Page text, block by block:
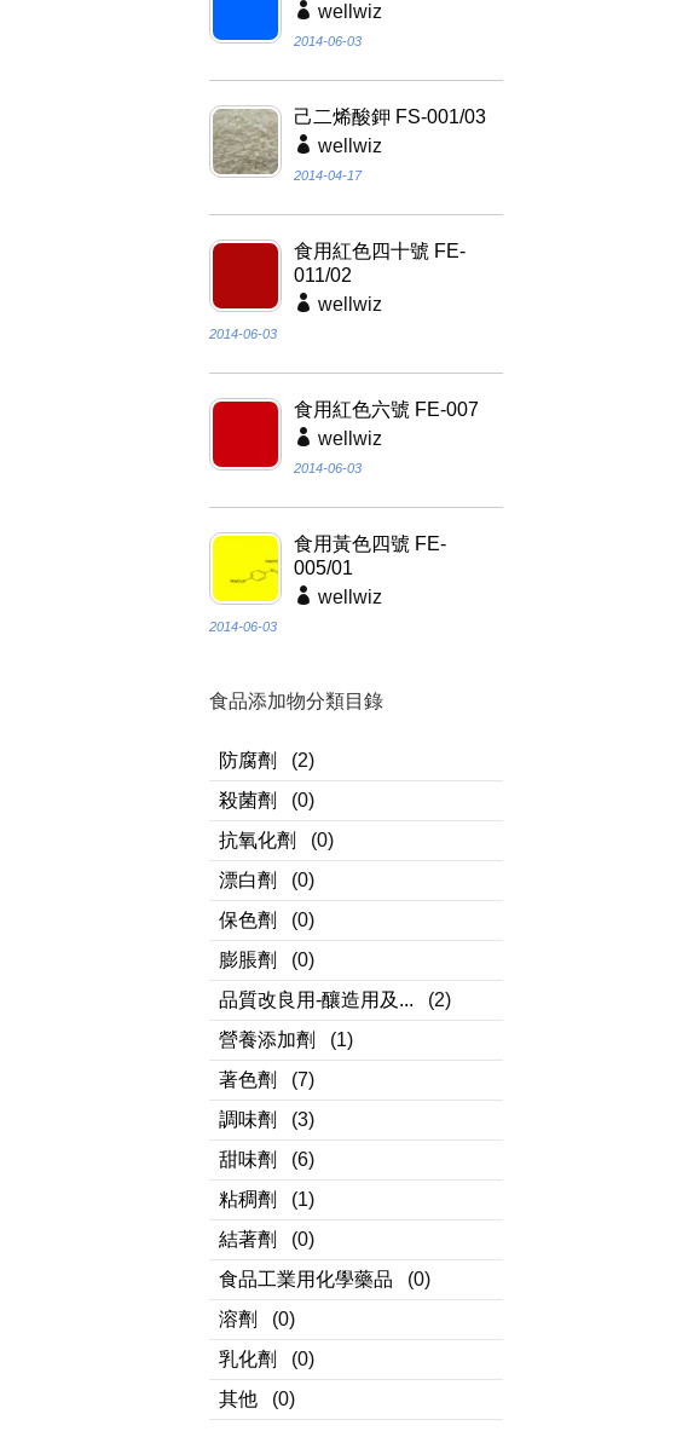
wellwiz
2014-06-03
己二烯酸鉀 FS-001/03
wellwiz
2014-04-17
食用紅色四十號 FE-
011/02
wellwiz
2014-06-03
食用紅色六號 FE-007
wellwiz
2014-06-03
食用黃色四號 FE-
005/01
wellwiz
2014-06-03
食品添加物分類目錄
防腐劑
(2)
殺菌劑
(0)
抗氧化劑
(0)
漂白劑
(0)
保色劑
(0)
膨脹劑
(0)
品質改良用-釀造用及...
(2)
營養添加劑
(1)
著色劑
(7)
調味劑
(3)
甜味劑
(6)
粘稠劑
(1)
結著劑
(0)
食品工業用化學藥品
(0)
溶劑
(0)
乳化劑
(0)
其他
(0)